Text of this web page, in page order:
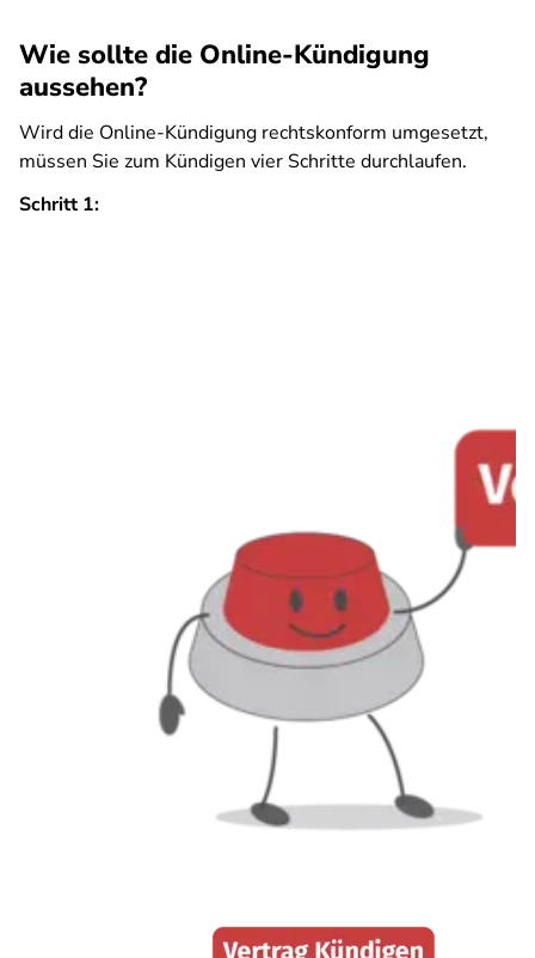
Wie sollte die Online-Kündigung
aussehen?
Wird die Online-Kündigung rechtskonform umgesetzt,
müssen Sie zum Kündigen vier Schritte durchlaufen.
Schritt 1: